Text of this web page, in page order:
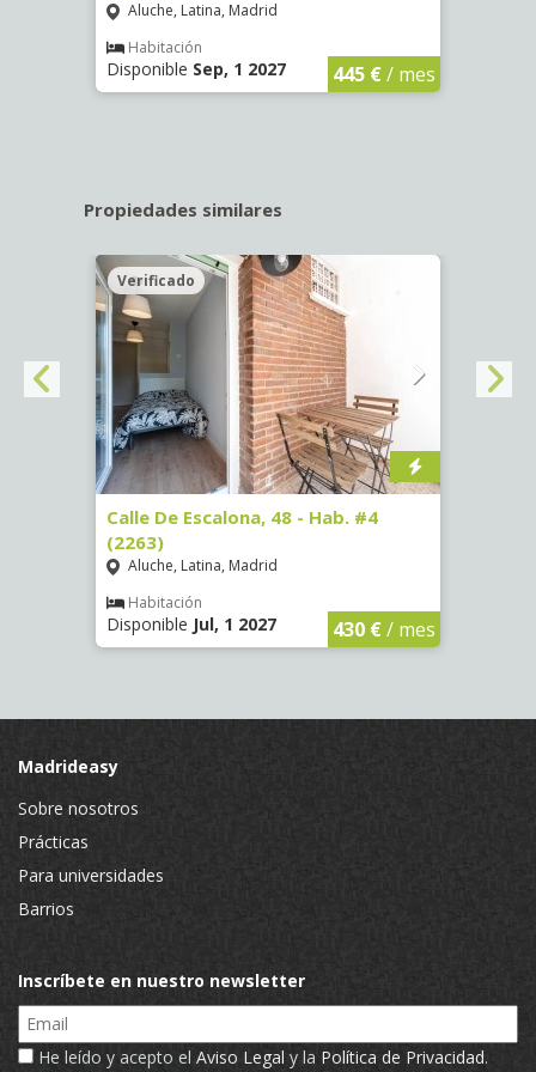
Aluche, Latina, Madrid
Habitación
Disponible Sep, 1 2027 445 €/ mes
Propiedades similares
Verificado
Calle De Escalona, 48 - Hab. #4
(2263)
Aluche, Latina, Madrid
Habitación
Disponible Jul, 1 2027 430 €/ mes
Madrideasy
Sobre nosotros
Prácticas
Para universidades
Barrios
Inscríbete en nuestro newsletter
Email
He leído y acepto el Aviso Legal y la Política de Privacidad.